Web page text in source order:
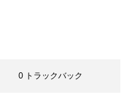
0 トラックバック